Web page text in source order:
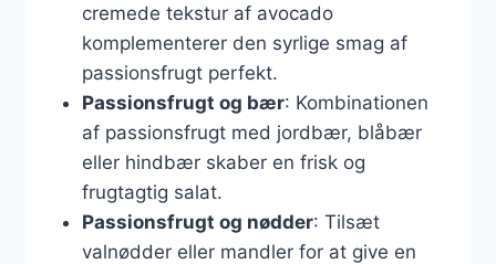
cremede tekstur af avocado
komplementerer den syrlige smag af
passionsfrugt perfekt.
Passionsfrugt og bær: Kombinationen
af passionsfrugt med jordbær, blåbær
eller hindbær skaber en frisk og
frugtagtig salat.
Passionsfrugt og nødder: Tilsæt
valnødder eller mandler for at give en